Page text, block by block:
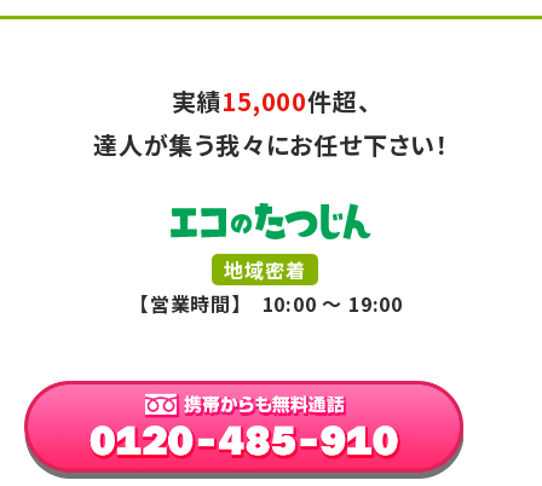
実績15,000件超、
達人が集う我々にお任せ下さい！
地域密着
【営業時間】 10:00 ～ 19:00